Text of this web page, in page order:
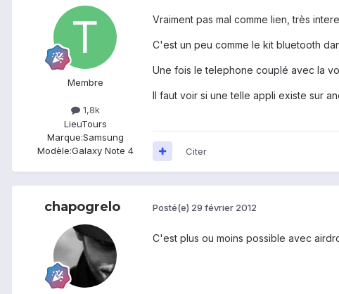
Membre
1,8k
LieuTours
Marque:Samsung
Modèle:Galaxy Note 4
Vraiment pas mal comme lien, très
C'est un peu comme le kit bluetooth
Une fois le telephone couplé avec la
Il faut voir si une telle appli existe sur
Citer
chapogrelo Posté(e) 29 février 2012
C'est plus ou moins possible avec